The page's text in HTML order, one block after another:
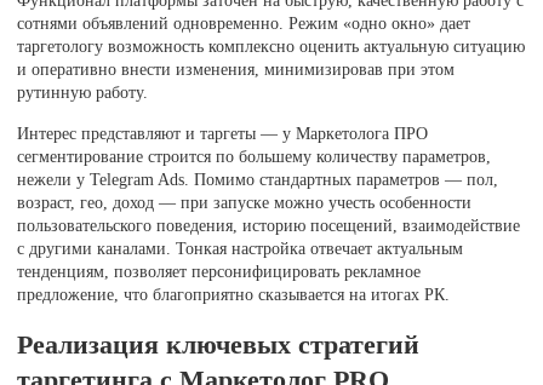
сотнями объявлений одновременно. Режим «одно окно» дает
таргетологу возможность комплексно оценить актуальную ситуацию
и оперативно внести изменения, минимизировав при этом
рутинную работу.
Интерес представляют и таргеты — у Маркетолога ПРО
сегментирование строится по большему количеству параметров,
нежели у Telegram Ads. Помимо стандартных параметров — пол,
возраст, гео, доход — при запуске можно учесть особенности
пользовательского поведения, историю посещений, взаимодействие
с другими каналами. Тонкая настройка отвечает актуальным
тенденциям, позволяет персонифицировать рекламное
предложение, что благоприятно сказывается на итогах РК.
Реализация ключевых стратегий